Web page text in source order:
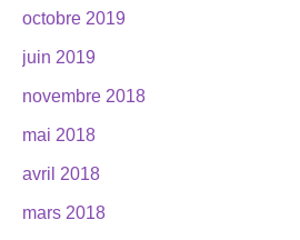
octobre 2019
juin 2019
novembre 2018
mai 2018
avril 2018
mars 2018